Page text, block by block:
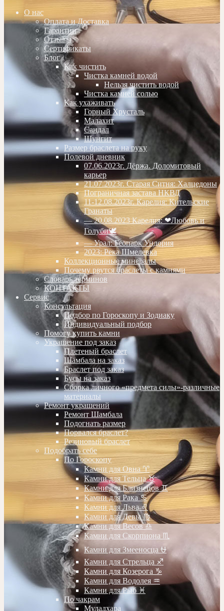
О нас
Оплата и Доставка
Гарантии
Отзывы
Сертификаты
Блог
Как чистить
Чистка камней водой
Нельзя чистить водой
Чистка камней солью
Как ухаживать
Горный Хрусталь
Малахит
Сандал
Шунгит
Размер браслета на руку
Полевой дневник
07.06.2023г. Дёржа. Доломитовый
карьер
21.07.2023г. Старая Ситня: Халцедоны
Пограничная застава НКВД
11-12.08.2023г. Карелия: Кительские
Гранаты
— 20.08.2023 Карелия: ❤Любовь и
Голуби🕊
— Урал: Геопарк Ундория
2023: Река Шмелевка
Коллекционные минералы
Почему рвутся браслеты с камнями
Словарь терминов
КОНТАКТЫ
Сервис
Консультация
Подбор по Гороскопу и Зодиаку
Индивидуальный подбор
Помогу купить камни
Украшение под заказ
Плетеный браслет
Шамбала на заказ
Браслет под заказ
Бусы на заказ
Сборка личного «предмета силы»-различные
материалы
Ремонт украшений
Ремонт Шамбала
Подогнать размер
Порвался браслет?
Резиновый браслет
Подобрать себе
По Гороскопу
Камни для Овна ♈️
Камни для Тельца ♉️
Камни для Близнецов ♊️
Камни для Рака ♋️
Камни для Льва ♌️
Камни для Девы ♍️
Камни для Весов ♎️
Камни для Скорпиона ♏️
Камни для Змееносца ⛎
Камни для Стрельца ♐️
Камни для Козерога ♑️
Камни для Водолея ♒️
Камни для Рыб ♓️
По чакрам
Муладхара